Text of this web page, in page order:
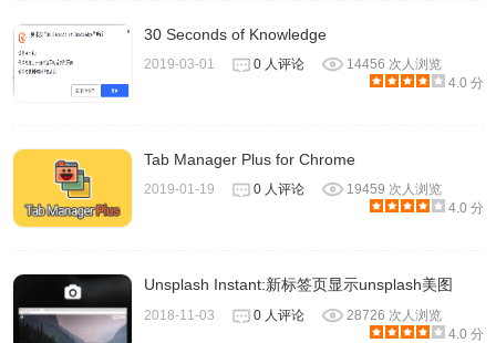
30 Seconds of Knowledge
2019-03-01 0 人评论
14456 次人浏览
4.0 分
Tab Manager Plus for Chrome
2019-01-19 0 人评论
19459 次人浏览
4.0 分
Unsplash Instant:新标签页显示unsplash美图
2018-11-03 0 人评论
28726 次人浏览
4.0 分